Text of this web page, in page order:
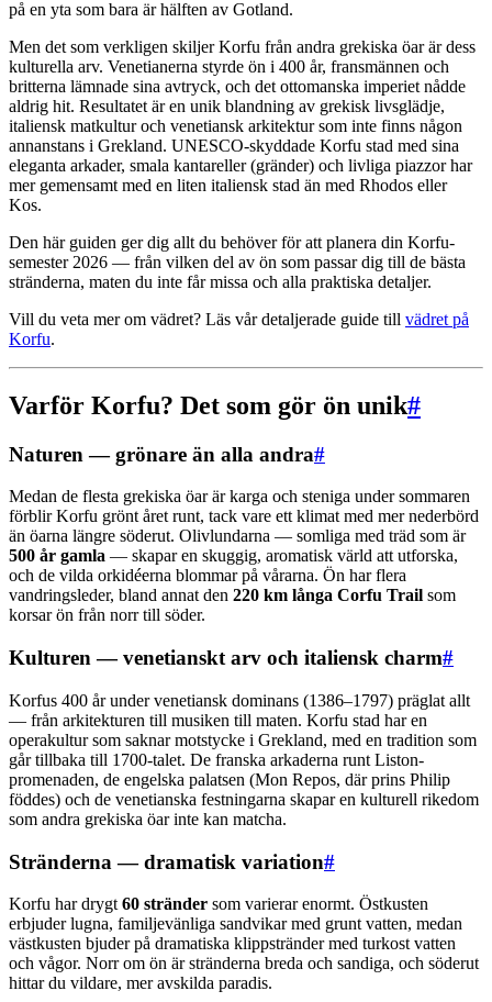
på en yta som bara är hälften av Gotland.
Men det som verkligen skiljer Korfu från andra grekiska öar är dess
kulturella arv. Venetianerna styrde ön i 400 år, fransmännen och
britterna lämnade sina avtryck, och det ottomanska imperiet nådde
aldrig hit. Resultatet är en unik blandning av grekisk livsglädje,
italiensk matkultur och venetiansk arkitektur som inte finns någon
annanstans i Grekland. UNESCO-skyddade Korfu stad med sina
eleganta arkader, smala kantareller (gränder) och livliga piazzor har
mer gemensamt med en liten italiensk stad än med Rhodos eller
Kos.
Den här guiden ger dig allt du behöver för att planera din Korfu-
semester 2026 — från vilken del av ön som passar dig till de bästa
stränderna, maten du inte får missa och alla praktiska detaljer.
Vill du veta mer om vädret? Läs vår detaljerade guide till vädret på
Korfu.
Varför Korfu? Det som gör ön unik#
Naturen — grönare än alla andra#
Medan de flesta grekiska öar är karga och steniga under sommaren
förblir Korfu grönt året runt, tack vare ett klimat med mer nederbörd
än öarna längre söderut. Olivlundarna — somliga med träd som är
500 år gamla — skapar en skuggig, aromatisk värld att utforska,
och de vilda orkidéerna blommar på vårarna. Ön har flera
vandringsleder, bland annat den 220 km långa Corfu Trail som
korsar ön från norr till söder.
Kulturen — venetianskt arv och italiensk charm#
Korfus 400 år under venetiansk dominans (1386–1797) präglat allt
— från arkitekturen till musiken till maten. Korfu stad har en
operakultur som saknar motstycke i Grekland, med en tradition som
går tillbaka till 1700-talet. De franska arkaderna runt Liston-
promenaden, de engelska palatsen (Mon Repos, där prins Philip
föddes) och de venetianska festningarna skapar en kulturell rikedom
som andra grekiska öar inte kan matcha.
Stränderna — dramatisk variation#
Korfu har drygt 60 stränder som varierar enormt. Östkusten
erbjuder lugna, familjevänliga sandvikar med grunt vatten, medan
västkusten bjuder på dramatiska klippstränder med turkost vatten
och vågor. Norr om ön är stränderna breda och sandiga, och söderut
hittar du vildare, mer avskilda paradis.